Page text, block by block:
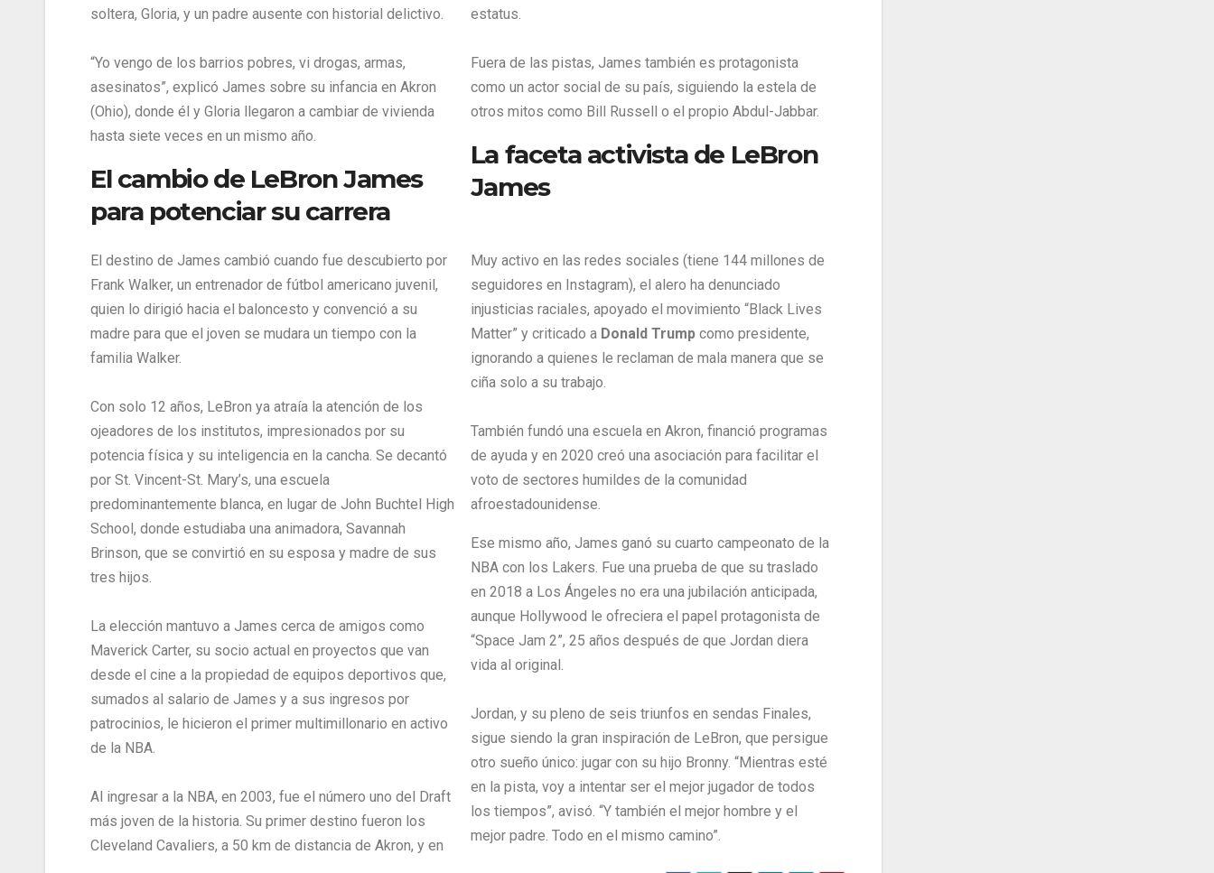
soltera, Gloria, y un padre ausente con historial delictivo.
“Yo vengo de los barrios pobres, vi drogas, armas,
asesinatos”, explicó James sobre su infancia en Akron
(Ohio), donde él y Gloria llegaron a cambiar de vivienda
hasta siete veces en un mismo año.
El cambio de LeBron James
para potenciar su carrera
El destino de James cambió cuando fue descubierto por
Frank Walker, un entrenador de fútbol americano juvenil,
quien lo dirigió hacia el baloncesto y convenció a su
madre para que el joven se mudara un tiempo con la
familia Walker.
Con solo 12 años, LeBron ya atraía la atención de los
ojeadores de los institutos, impresionados por su
potencia física y su inteligencia en la cancha. Se decantó
por St. Vincent-St. Mary’s, una escuela
predominantemente blanca, en lugar de John Buchtel High
School, donde estudiaba una animadora, Savannah
Brinson, que se convirtió en su esposa y madre de sus
tres hijos.
La elección mantuvo a James cerca de amigos como
Maverick Carter, su socio actual en proyectos que van
desde el cine a la propiedad de equipos deportivos que,
sumados al salario de James y a sus ingresos por
patrocinios, le hicieron el primer multimillonario en activo
de la NBA.
Al ingresar a la NBA, en 2003, fue el número uno del Draft
más joven de la historia. Su primer destino fueron los
Cleveland Cavaliers, a 50 km de distancia de Akron, y en
estatus.
Fuera de las pistas, James también es protagonista
como un actor social de su país, siguiendo la estela de
otros mitos como Bill Russell o el propio Abdul-Jabbar.
La faceta activista de LeBron
James
Muy activo en las redes sociales (tiene 144 millones de
seguidores en Instagram), el alero ha denunciado
injusticias raciales, apoyado el movimiento “Black Lives
Matter” y criticado a Donald Trump como presidente,
ignorando a quienes le reclaman de mala manera que se
ciña solo a su trabajo.
También fundó una escuela en Akron, financió programas
de ayuda y en 2020 creó una asociación para facilitar el
voto de sectores humildes de la comunidad
afroestadounidense.
Ese mismo año, James ganó su cuarto campeonato de la
NBA con los Lakers. Fue una prueba de que su traslado
en 2018 a Los Ángeles no era una jubilación anticipada,
aunque Hollywood le ofreciera el papel protagonista de
“Space Jam 2”, 25 años después de que Jordan diera
vida al original.
Jordan, y su pleno de seis triunfos en sendas Finales,
sigue siendo la gran inspiración de LeBron, que persigue
otro sueño único: jugar con su hijo Bronny. “Mientras esté
en la pista, voy a intentar ser el mejor jugador de todos
los tiempos”, avisó. “Y también el mejor hombre y el
mejor padre. Todo en el mismo camino”.